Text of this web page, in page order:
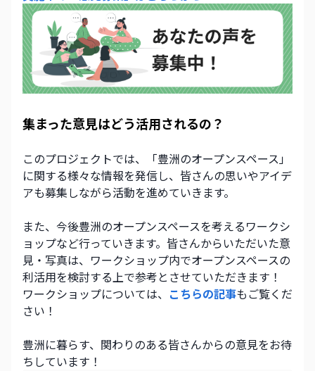
集まった意見はどう活用されるの？
このプロジェクトでは、「豊洲のオープンスペース」
に関する様々な情報を発信し、皆さんの思いやアイデ
アも募集しながら活動を進めていきます。
また、今後豊洲のオープンスペースを考えるワークシ
ョップなど行っていきます。皆さんからいただいた意
見・写真は、ワークショップ内でオープンスペースの
利活用を検討する上で参考とさせていただきます！
ワークショップについては、 こちらの記事もご覧くだ
さい！
豊洲に暮らす、関わりのある皆さんからの意見をお待
ちしています！